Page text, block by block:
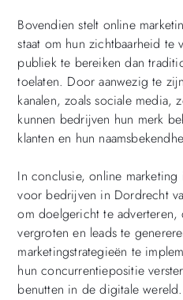
Bovendien stelt online
staat om hun zichtbaarheid te
publiek te bereiken dan
toelaten. Door aanwezig te
kanalen, zoals sociale media,
kunnen bedrijven hun merk
klanten en hun
In conclusie, online marketing
voor bedrijven in Dordrecht
om doelgericht te
vergroten en leads te
marketingstrategieën te
hun concurrentiepositie
benutten in de digitale wereld.